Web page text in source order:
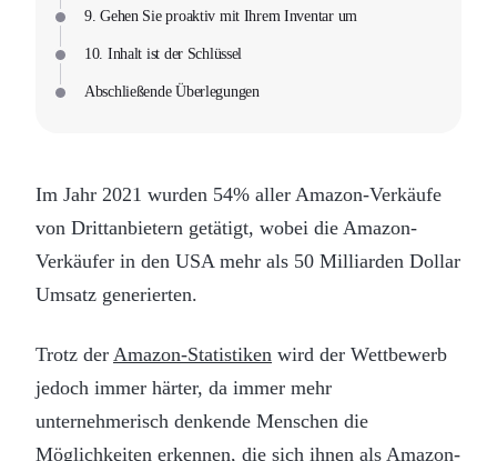
9. Gehen Sie proaktiv mit Ihrem Inventar um
10. Inhalt ist der Schlüssel
Abschließende Überlegungen
Im Jahr 2021 wurden 54% aller Amazon-Verkäufe
von Drittanbietern getätigt, wobei die Amazon-
Verkäufer in den USA mehr als 50 Milliarden Dollar
Umsatz generierten.
Trotz der Amazon-Statistiken wird der Wettbewerb
jedoch immer härter, da immer mehr
unternehmerisch denkende Menschen die
Möglichkeiten erkennen, die sich ihnen als Amazon-